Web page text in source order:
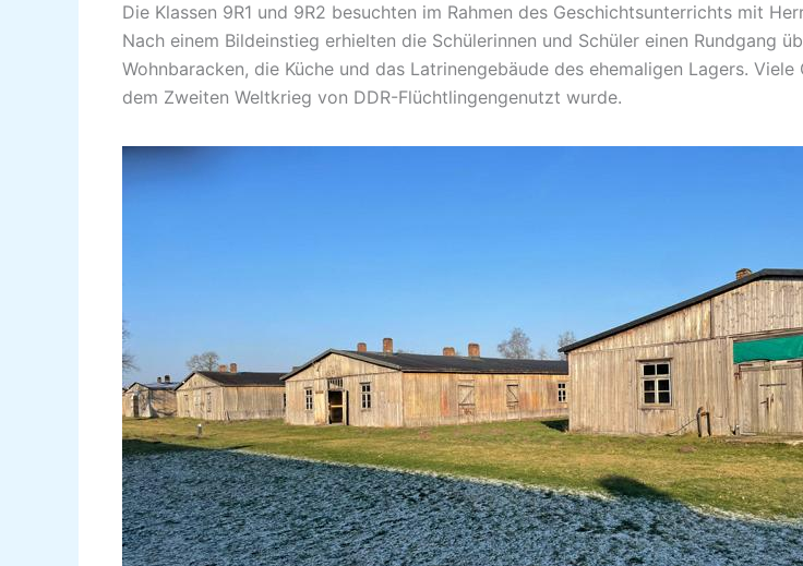
Die Klassen 9R1 und 9R2 besuchten im Rahmen des Geschichtsunterrichts mit
Nach einem Bildeinstieg erhielten die Schülerinnen und Schüler einen Rundgang
Wohnbaracken, die Küche und das Latrinengebäude des ehemaligen Lagers.
dem Zweiten Weltkrieg von DDR-Flüchtlingengenutzt wurde.